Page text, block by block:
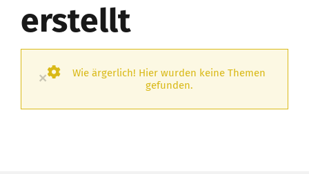
erstellt
×
Wie ärgerlich! Hier wurden keine Themen
gefunden.